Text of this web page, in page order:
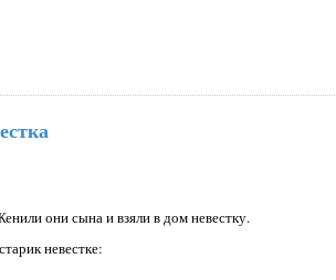
они сына и взяли в дом невестку.
невестке: